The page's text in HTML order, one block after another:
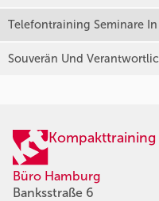
Telefontraining Seminare
Souverän Und
Büro Hamburg
Banksstraße 6